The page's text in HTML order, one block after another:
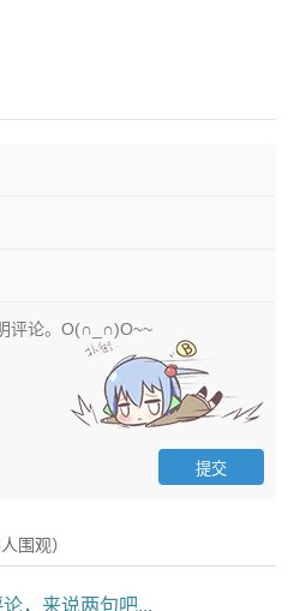
人围观）
，来说两句吧...